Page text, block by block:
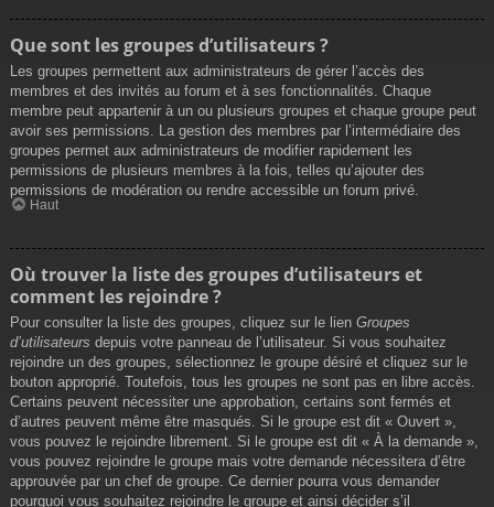
Que sont les groupes d’utilisateurs ?
Les groupes permettent aux administrateurs de gérer l’accès des
membres et des invités au forum et à ses fonctionnalités. Chaque
membre peut appartenir à un ou plusieurs groupes et chaque groupe peut
avoir ses permissions. La gestion des membres par l’intermédiaire des
groupes permet aux administrateurs de modifier rapidement les
permissions de plusieurs membres à la fois, telles qu’ajouter des
permissions de modération ou rendre accessible un forum privé.
Haut
Où trouver la liste des groupes d’utilisateurs et
comment les rejoindre ?
Pour consulter la liste des groupes, cliquez sur le lien Groupes
d’utilisateurs depuis votre panneau de l’utilisateur. Si vous souhaitez
rejoindre un des groupes, sélectionnez le groupe désiré et cliquez sur le
bouton approprié. Toutefois, tous les groupes ne sont pas en libre accès.
Certains peuvent nécessiter une approbation, certains sont fermés et
d’autres peuvent même être masqués. Si le groupe est dit « Ouvert »,
vous pouvez le rejoindre librement. Si le groupe est dit « À la demande »,
vous pouvez rejoindre le groupe mais votre demande nécessitera d’être
approuvée par un chef de groupe. Ce dernier pourra vous demander
pourquoi vous souhaitez rejoindre le groupe et ainsi décider s’il